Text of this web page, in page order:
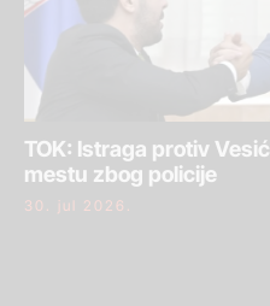
TOK: Istraga protiv
mestu zbog policije
30. jul 2026.